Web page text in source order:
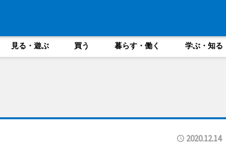
見る・遊ぶ 買う 暮らす・働く 学ぶ・知る
2020.12.14